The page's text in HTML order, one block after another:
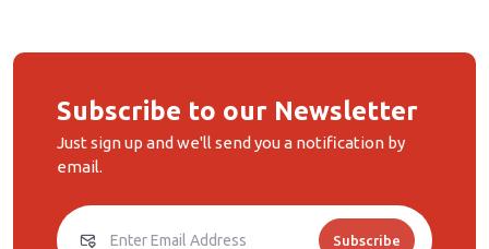
Subscribe to our Newsletter
Just sign up and we'll send you a notification by
email.
Subscribe